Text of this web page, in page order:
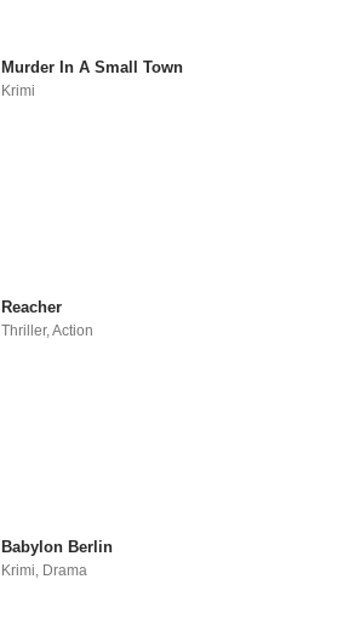
Murder In A Small Town
Krimi
Reacher
Thriller,Action
Babylon Berlin
Krimi, Drama